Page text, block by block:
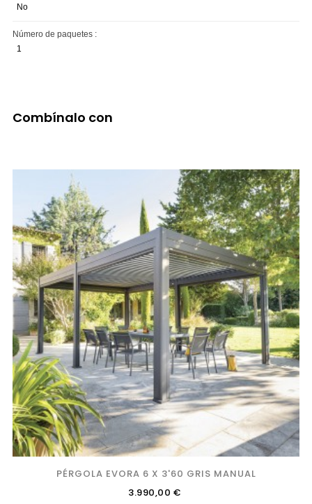
No
Número de paquetes :
1
Combínalo con
PÉRGOLA EVORA 6 X 3'60 GRIS MANUAL
Precio
3.990,00 €